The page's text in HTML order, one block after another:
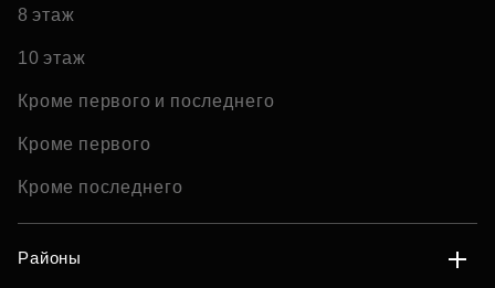
8 этаж
10 этаж
Кроме первого и последнего
Кроме первого
Кроме последнего
Районы